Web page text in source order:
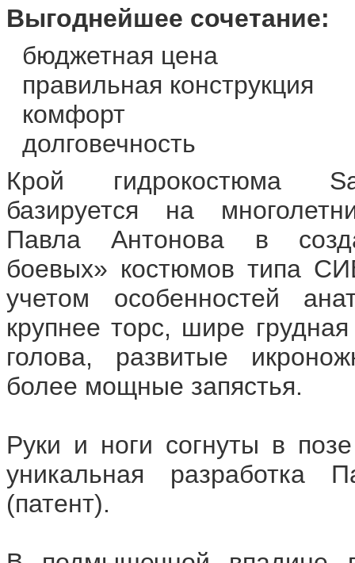
Выгоднейшее сочетание:
бюджетная цена
правильная конструкция
комфорт
долговечность
Крой гидрокостюма
базируется на
Павла Антонова в
боевых» костюмов типа
учетом особенностей
крупнее торс, шире
голова, развитые
более мощные запястья.
Руки и ноги согнуты в
уникальная разработка
(патент).